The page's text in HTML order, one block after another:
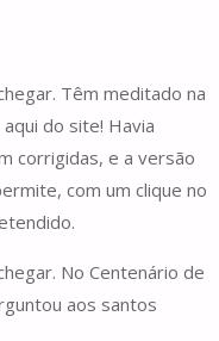
Têm meditado na
do site! Havia
corrigidas, e a versão
com um clique no
No Centenário de
aos santos